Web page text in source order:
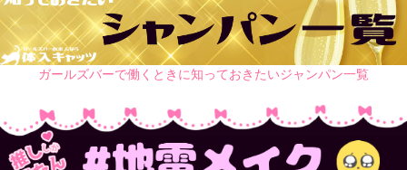
ガールズバーで働くときに知っておきたいジャンパン一覧